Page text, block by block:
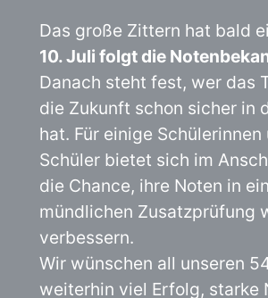
Das große Zittern hat bald
10. Juli folgt die
Danach steht fest, wer das
die Zukunft schon sicher in
hat. Für einige Schülerinnen
Schüler bietet sich im
die Chance, ihre Noten in
mündlichen Zusatzprüfung
verbessern.
Wir wünschen all unseren
weiterhin viel Erfolg, starke